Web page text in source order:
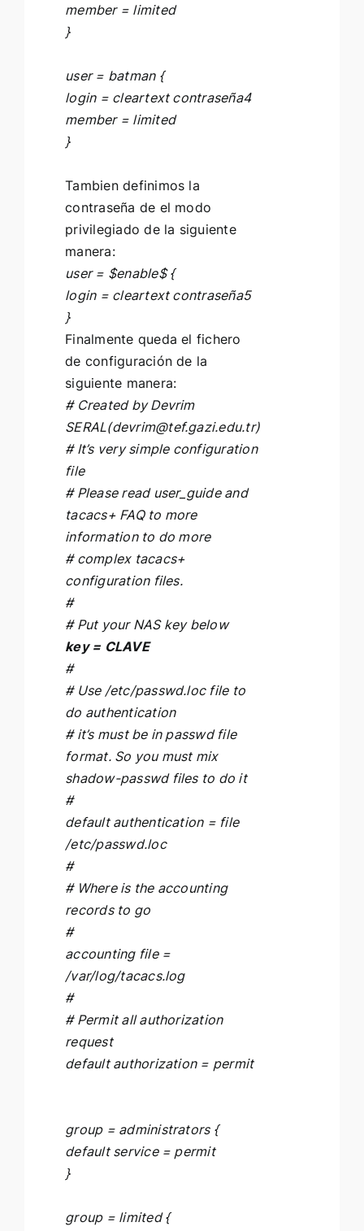
member = limited
}
user = batman {
login = cleartext contraseña4
member = limited
}
Tambien definimos la
contraseña de el modo
privilegiado de la siguiente
manera:
user = $enable$ {
login = cleartext contraseña5
}
Finalmente queda el fichero
de configuración de la
siguiente manera:
# Created by Devrim
SERAL(devrim@tef.gazi.edu.tr)
# It’s very simple configuration
file
# Please read user_guide and
tacacs+ FAQ to more
information to do more
# complex tacacs+
configuration files.
#
# Put your NAS key below
key = CLAVE
#
# Use /etc/passwd.loc file to
do authentication
# it’s must be in passwd file
format. So you must mix
shadow-passwd files to do it
#
default authentication = file
/etc/passwd.loc
#
# Where is the accounting
records to go
#
accounting file =
/var/log/tacacs.log
#
# Permit all authorization
request
default authorization = permit
group = administrators {
default service = permit
}
group = limited {